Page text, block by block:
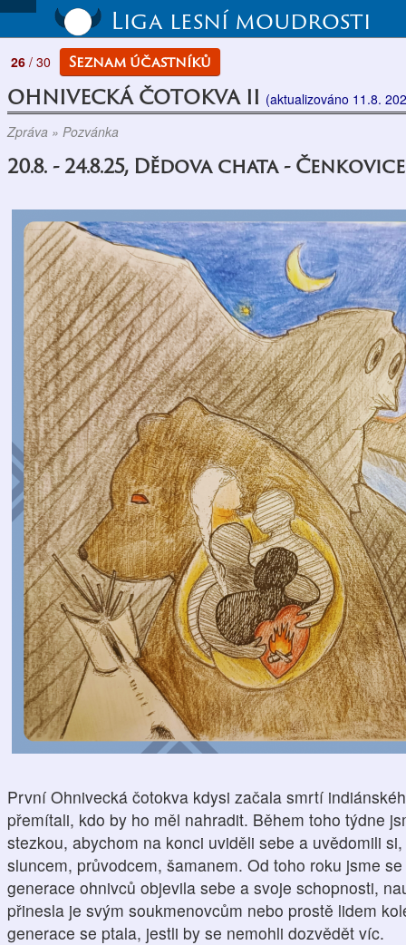
Liga lesní moudrosti
26 / 30 Seznam účastníků
OHNIVECKÁ ČOTOKVA II (aktualizováno 11.8.
Zpráva » Pozvánka
20.8. - 24.8.25, Dědova chata - Čenkovice
První Ohnivecká čotokva kdysi začala smrtí
přemítali, kdo by ho měl nahradit. Během toho týdne
stezkou, abychom na konci uviděli sebe a uvědomili
sluncem, průvodcem, šamanem. Od toho roku jsme
generace ohnivců objevila sebe a svoje schopnosti,
přinesla je svým soukmenovcům nebo prostě lidem
generace se ptala, jestli by se nemohli dozvědět víc.